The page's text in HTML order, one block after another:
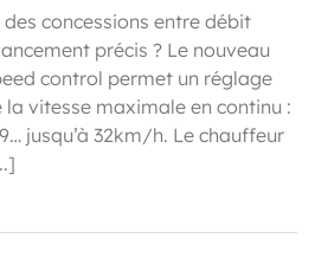
concessions entre débit
précis ? Le nouveau
control permet un réglage
vitesse maximale en continu :
jusqu’à 32km/h. Le chauffeur